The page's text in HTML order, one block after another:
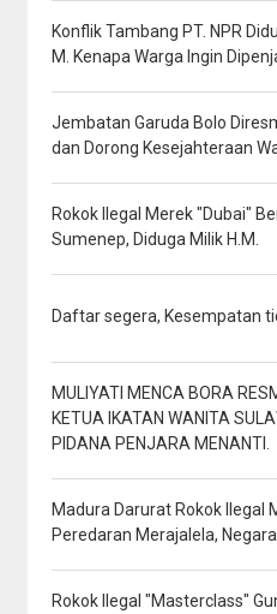
Konflik Tambang PT. NPR
M. Kenapa Warga Ingin
Jembatan Garuda Bolo
dan Dorong Kesejahteraan
Rokok Ilegal Merek "Dubai"
Sumenep, Diduga Milik H.M.
Daftar segera, Kesempatan
MULIYATI MENCA BORA
KETUA IKATAN WANITA
PIDANA PENJARA MENANTI.
Madura Darurat Rokok Ilegal
Peredaran Merajalela,
Rokok Ilegal "Masterclass"